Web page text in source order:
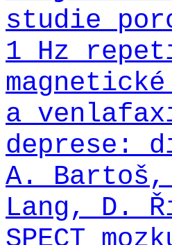
studie
1 Hz
a
deprese:
A.
Lang, D.